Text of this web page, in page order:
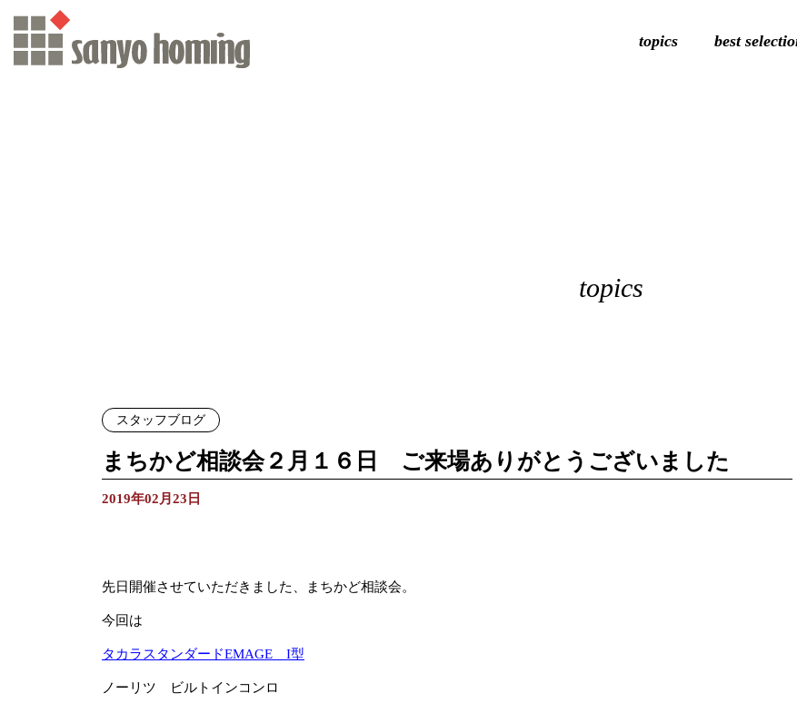
topics best
topics
スタッフブログ
まちかど相談会２月１６日 ご来場ありがとうございました
2019年02月23日
先日開催させていただきました、まちかど相談会。
今回は
タカラスタンダードEMAGE I型
ノーリツ ビルトインコンロ